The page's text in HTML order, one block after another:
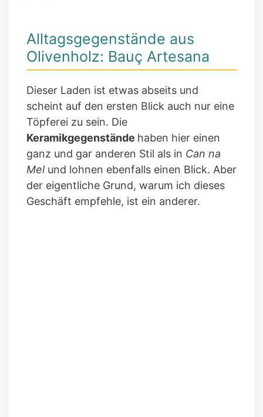
Alltagsgegenstände aus
Olivenholz: Bauç Artesana
Dieser Laden ist etwas abseits und
scheint auf den ersten Blick auch nur eine
Töpferei zu sein. Die
Keramikgegenstände haben hier einen
ganz und gar anderen Stil als in Can na
Melund lohnen ebenfalls einen Blick. Aber
der eigentliche Grund, warum ich dieses
Geschäft empfehle, ist ein anderer.